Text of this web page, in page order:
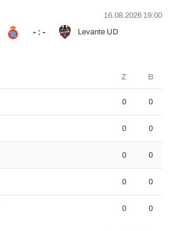
16.08.2026 19:00
- : - Levante UD
Z B
0 0
0 0
0 0
0 0
0 0